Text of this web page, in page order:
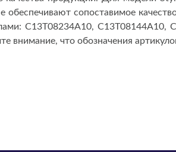
обеспечивают сопоставимое
C13T08234A10, C13T08144A10,
внимание, что обозначения